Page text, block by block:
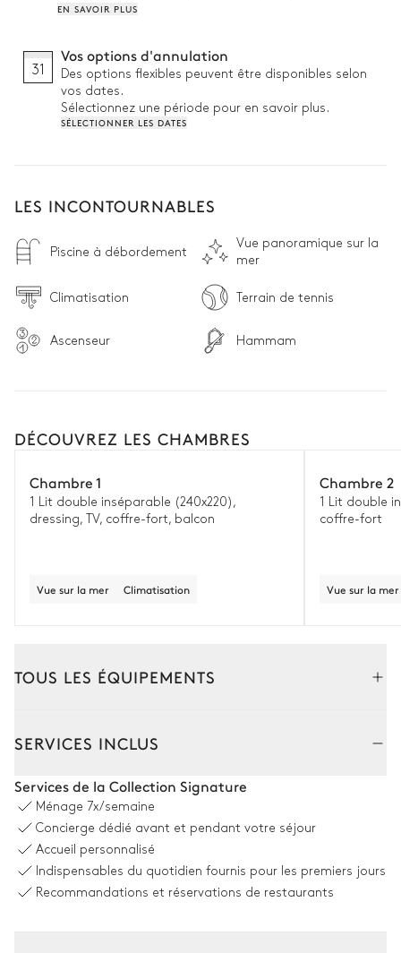
puis préparez un dîner au barbecue pour terminer la soirée en
EN SAVOIR PLUS
31
Vos options d'annulation
Des options flexibles peuvent être disponibles selon
vos dates.
Sélectionnez une période pour en savoir plus.
SÉLECTIONNER LES DATES
LES INCONTOURNABLES
Piscine à débordement
Vue panoramique sur la
mer
Climatisation Terrain de tennis
Ascenseur Hammam
DÉCOUVREZ LES CHAMBRES
Chambre 1
1 Lit double inséparable (240x220),
dressing, TV, coffre-fort, balcon
Vue sur la mer Climatisation
Chambre 2
1 Lit double
coffre-fort
Vue sur la mer
TOUS LES ÉQUIPEMENTS
Vue sur le jardin
Coin piscine
SERVICES INCLUS
Services de la Collection Signature
Ménage 7x/semaine
Concierge dédié avant et pendant votre séjour
Accueil personnalisé
Indispensables du quotidien fournis pour les premiers jours
Recommandations et réservations de restaurants